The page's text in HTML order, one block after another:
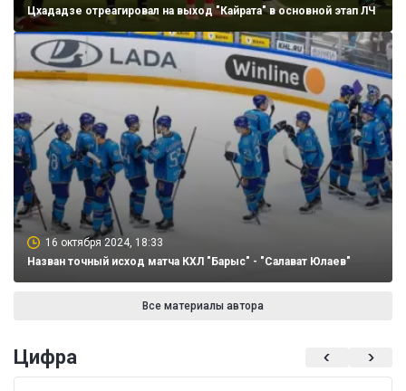
Цхададзе отреагировал на выход "Кайрата" в основной этап ЛЧ
16 октября 2024, 18:33
Назван точный исход матча КХЛ "Барыс" - "Салават Юлаев"
Все материалы автора
Цифра